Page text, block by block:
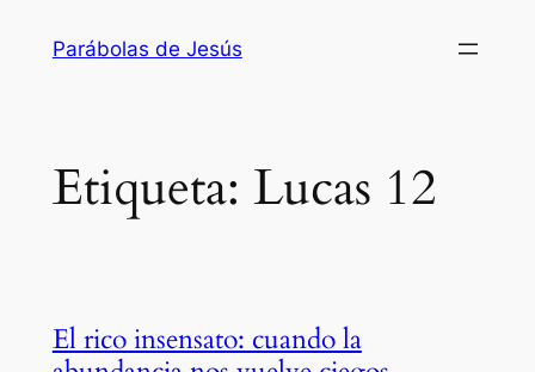
Parábolas de Jesús
Etiqueta: Lucas 12
El rico insensato: cuando la